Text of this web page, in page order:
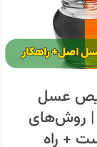
عسل
| روش‌های
+ راه